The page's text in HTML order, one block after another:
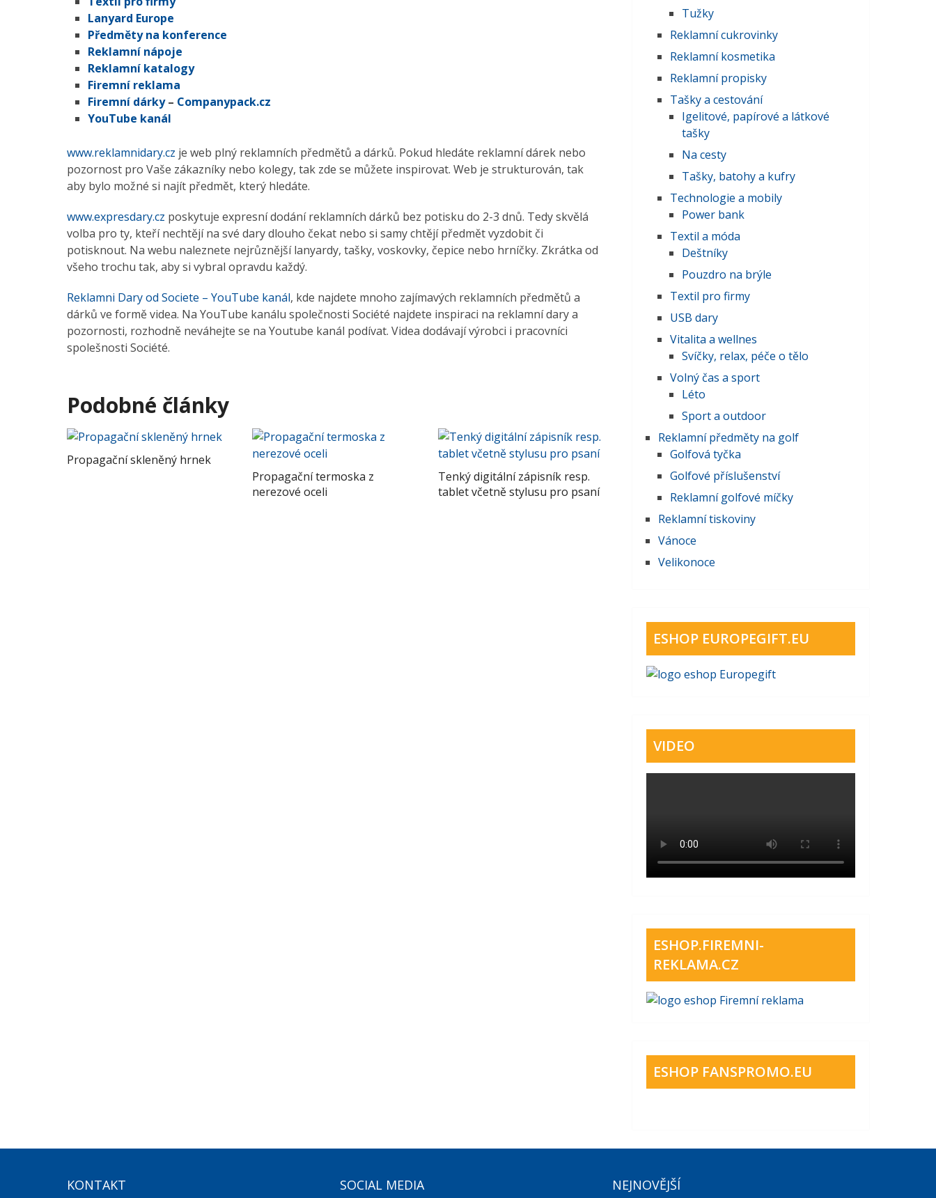
Lanyard Europe
Předměty na konference
Reklamní nápoje
Reklamní katalogy
Firemní reklama
Firemní dárky– Companypack.cz
YouTube kanál
www.reklamnidary.cz je web plný reklamních předmětů a dárků. Pokud hledáte reklamní dárek nebo
pozornost pro Vaše zákazníky nebo kolegy, tak zde se můžete inspirovat. Web je strukturován, tak
aby bylo možné si najít předmět, který hledáte.
www.expresdary.cz poskytuje expresní dodání reklamních dárků bez potisku do 2-3 dnů. Tedy skvělá
volba pro ty, kteří nechtějí na své dary dlouho čekat nebo si samy chtějí předmět vyzdobit či
potisknout. Na webu naleznete nejrůznější lanyardy, tašky, voskovky, čepice nebo hrníčky. Zkrátka od
všeho trochu tak, aby si vybral opravdu každý.
Reklamni Dary od Societe – YouTube kanál, kde najdete mnoho zajímavých reklamních předmětů a
dárků ve formě videa. Na YouTube kanálu společnosti Société najdete inspiraci na reklamní dary a
pozornosti, rozhodně neváhejte se na Youtube kanál podívat. Videa dodávají výrobci i pracovníci
spolešnosti Société.
Podobné články
Propagační skleněný hrnek
Propagační termoska z
nerezové oceli
Tenký digitální zápisník resp.
tablet včetně stylusu pro psaní
Tužky
Reklamní cukrovinky
Reklamní kosmetika
Reklamní propisky
Tašky a cestování
Igelitové, papírové a látkové
tašky
Na cesty
Tašky, batohy a kufry
Technologie a mobily
Power bank
Textil a móda
Deštníky
Pouzdro na brýle
Textil pro firmy
USB dary
Vitalita a wellnes
Svíčky, relax, péče o tělo
Volný čas a sport
Léto
Sport a outdoor
Reklamní předměty na golf
Golfová tyčka
Golfové příslušenství
Reklamní golfové míčky
Reklamní tiskoviny
Vánoce
Velikonoce
ESHOP EUROPEGIFT.EU
VIDEO
ESHOP.FIREMNI-
REKLAMA.CZ
ESHOP FANSPROMO.EU
KONTAKT SOCIAL MEDIA NEJNOVĚJŠÍ